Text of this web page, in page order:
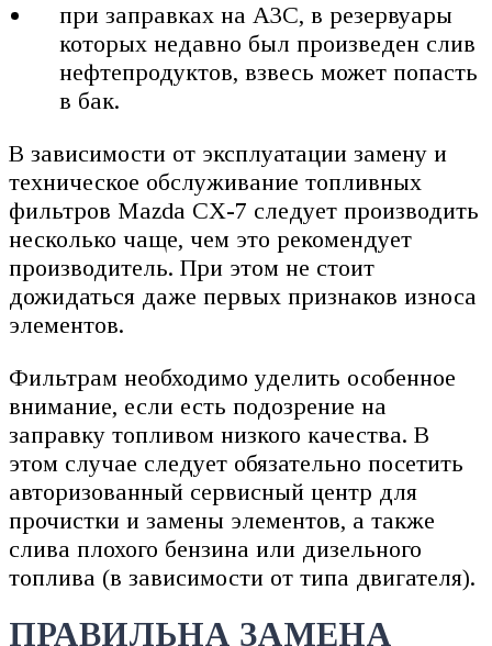
при заправках на АЗС, в резервуары
которых недавно был произведен слив
нефтепродуктов, взвесь может попасть
в бак.
В зависимости от эксплуатации замену и
техническое обслуживание топливных
фильтров Mazda CX-7 следует производить
несколько чаще, чем это рекомендует
производитель. При этом не стоит
дожидаться даже первых признаков износа
элементов.
Фильтрам необходимо уделить особенное
внимание, если есть подозрение на
заправку топливом низкого качества. В
этом случае следует обязательно посетить
авторизованный сервисный центр для
прочистки и замены элементов, а также
слива плохого бензина или дизельного
топлива (в зависимости от типа двигателя).
ПРАВИЛЬНА ЗАМЕНА